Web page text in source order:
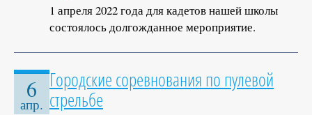
1 апреля 2022 года для кадетов нашей школы
состоялось долгожданное мероприятие.
6
апр.
Городские соревнования по пулевой
стрельбе